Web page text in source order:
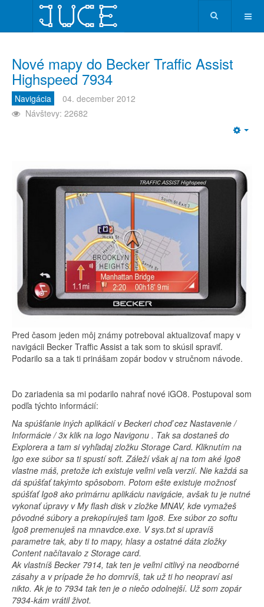
Nové mapy do Becker Traffic Assist
Highspeed 7934
Navigácia
04. december 2012
Návštevy: 22682
Pred časom jeden môj známy potreboval aktualizovať mapy v
navigácii Becker Traffic Assist a tak som to skúsil spraviť.
Podarilo sa a tak ti prinášam zopár bodov v stručnom návode.
Do zariadenia sa mi podarilo nahrať nové iGO8. Postupoval som
podľa týchto informácií:
Na spúšťanie iných aplikácií v Beckeri choď cez Nastavenie /
Informácie / 3x klik na logo Navigonu . Tak sa dostaneš do
Explorera a tam si vyhľadaj zložku Storage Card. Kliknutím na
Igo exe súbor sa ti spustí soft. Záleží však aj na tom aké Igo8
vlastne máš, pretože ich existuje veľmi veľa verzií. Nie každá sa
dá spúšťať takýmto spôsobom. Potom ešte existuje možnosť
spúšťať Igo8 ako primárnu aplikáciu navigácie, avšak tu je nutné
vykonať úpravy v My flash disk v zložke MNAV, kde vymažeš
pôvodné súbory a prekopíruješ tam Igo8. Exe súbor zo softu
Igo8 premenuješ na mnavdce.exe. V sys.txt si upravíš
parametre tak, aby ti to mapy, hlasy a ostatné dáta zložky
Content načítavalo z Storage card.
Ak vlastníš Becker 7914, tak ten je veľmi citlivý na neodborné
zásahy a v prípade že ho domrvíš, tak už ti ho neopraví asi
nikto. Ak je to 7934 tak ten je o niečo odolnejší. Už som zopár
7934-kám vrátil život.